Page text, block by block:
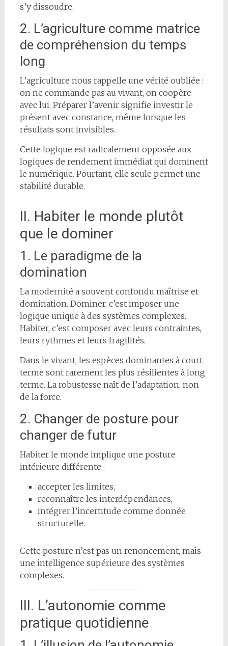
s’y dissoudre.
2. L’agriculture comme matrice
de compréhension du temps
long
L’agriculture nous rappelle une vérité oubliée :
on ne commande pas au vivant, on coopère
avec lui. Préparer l’avenir signifie investir le
présent avec constance, même lorsque les
résultats sont invisibles.
Cette logique est radicalement opposée aux
logiques de rendement immédiat qui dominent
le numérique. Pourtant, elle seule permet une
stabilité durable.
II. Habiter le monde plutôt
que le dominer
1. Le paradigme de la
domination
La modernité a souvent confondu maîtrise et
domination. Dominer, c’est imposer une
logique unique à des systèmes complexes.
Habiter, c’est composer avec leurs contraintes,
leurs rythmes et leurs fragilités.
Dans le vivant, les espèces dominantes à court
terme sont rarement les plus résilientes à long
terme. La robustesse naît de l’adaptation, non
de la force.
2. Changer de posture pour
changer de futur
Habiter le monde implique une posture
intérieure différente :
accepter les limites,
reconnaître les interdépendances,
intégrer l’incertitude comme donnée
structurelle.
Cette posture n’est pas un renoncement, mais
une intelligence supérieure des systèmes
complexes.
III. L’autonomie comme
pratique quotidienne